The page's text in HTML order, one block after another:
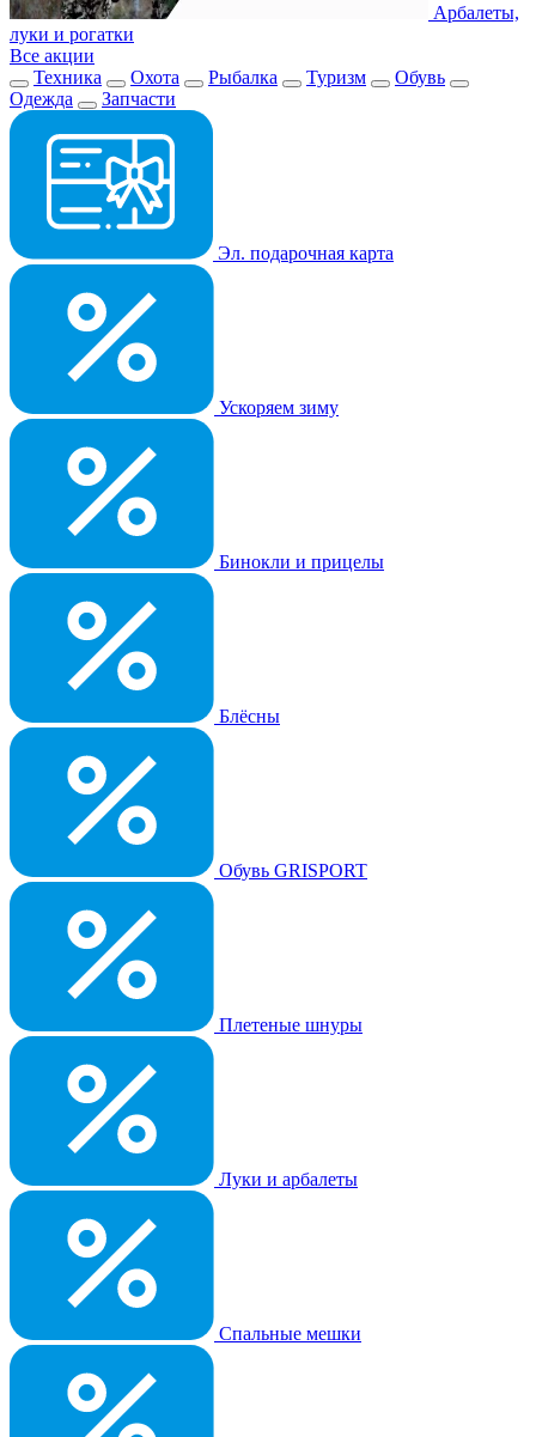
Арбалеты,
луки и рогатки
Все акции
Техника
Охота Рыбалка Туризм
Обувь
Одежда
Запчасти
Эл. подарочная карта
Ускоряем зиму
Бинокли и прицелы
Блёсны
Обувь GRISPORT
Плетеные шнуры
Луки и арбалеты
Спальные мешки